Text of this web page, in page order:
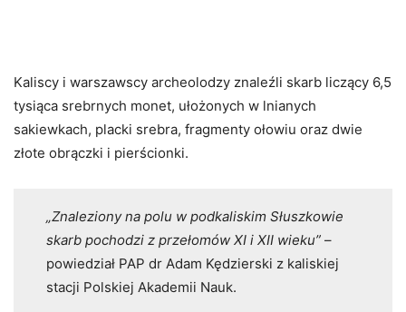
Kaliscy i warszawscy archeolodzy znaleźli skarb liczący 6,5
tysiąca srebrnych monet, ułożonych w lnianych
sakiewkach, placki srebra, fragmenty ołowiu oraz dwie
złote obrączki i pierścionki.
„Znaleziony na polu w podkaliskim Słuszkowie
skarb pochodzi z przełomów XI i XII wieku”–
powiedział PAP dr Adam Kędzierski z kaliskiej
stacji Polskiej Akademii Nauk.